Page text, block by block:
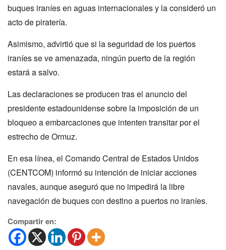
buques iraníes en aguas internacionales y la consideró un
acto de piratería.
Asimismo, advirtió que si la seguridad de los puertos
iraníes se ve amenazada, ningún puerto de la región
estará a salvo.
Las declaraciones se producen tras el anuncio del
presidente estadounidense sobre la imposición de un
bloqueo a embarcaciones que intenten transitar por el
estrecho de Ormuz.
En esa línea, el Comando Central de Estados Unidos
(CENTCOM) informó su intención de iniciar acciones
navales, aunque aseguró que no impedirá la libre
navegación de buques con destino a puertos no iraníes.
Compartir en: